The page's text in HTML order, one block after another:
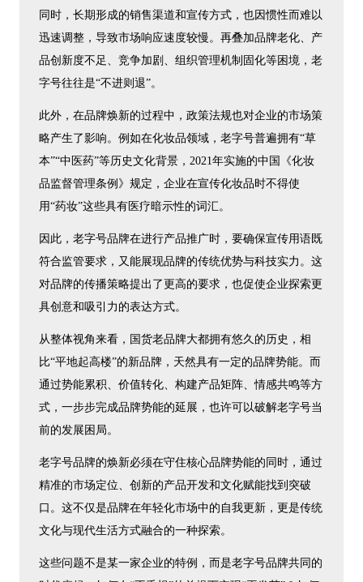
同时，长期形成的销售渠道和宣传方式，也因惯性而难以
迅速调整，导致市场响应速度较慢。再叠加品牌老化、产
品创新度不足、竞争加剧、组织管理机制固化等困境，老
字号往往是“不进则退”。
此外，在品牌焕新的过程中，政策法规也对企业的市场策
略产生了影响。例如在化妆品领域，老字号普遍拥有“草
本”“中医药”等历史文化背景，2021年实施的中国《化妆
品监督管理条例》规定，企业在宣传化妆品时不得使
用“药妆”这些具有医疗暗示性的词汇。
因此，老字号品牌在进行产品推广时，要确保宣传用语既
符合监管要求，又能展现品牌的传统优势与科技实力。这
对品牌的传播策略提出了更高的要求，也促使企业探索更
具创意和吸引力的表达方式。
从整体视角来看，国货老品牌大都拥有悠久的历史，相
比“平地起高楼”的新品牌，天然具有一定的品牌势能。而
通过势能累积、价值转化、构建产品矩阵、情感共鸣等方
式，一步步完成品牌势能的延展，也许可以破解老字号当
前的发展困局。
老字号品牌的焕新必须在守住核心品牌势能的同时，通过
精准的市场定位、创新的产品开发和文化赋能找到突破
口。这不仅是品牌在年轻化市场中的自我更新，更是传统
文化与现代生活方式融合的一种探索。
这些问题不是某一家企业的特例，而是老字号品牌共同的